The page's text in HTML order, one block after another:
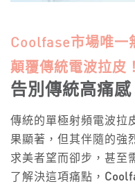
Coolfase市場唯一
顛覆傳統電波拉皮！
告別傳統高痛感
傳統的單極射頻電波拉
果顯著，但其伴隨的強
求美者望而卻步，甚至
了解決這項痛點，